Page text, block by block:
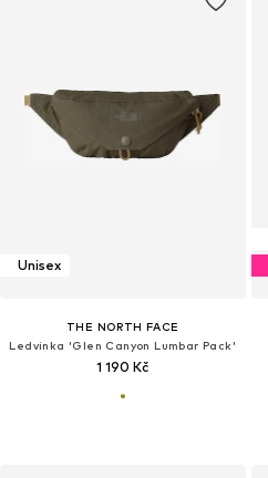
Unisex
THE NORTH FACE
Ledvinka 'Glen Canyon Lumbar Pack'
1 190 Kč